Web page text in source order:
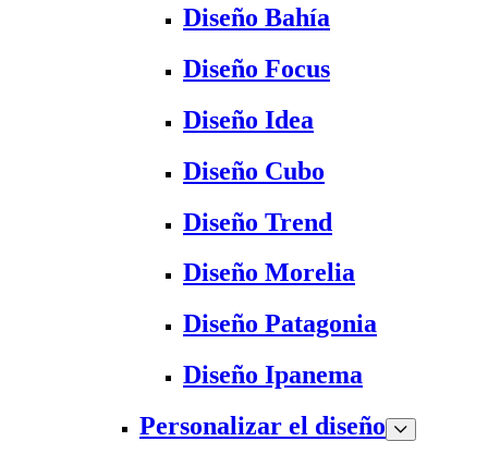
Diseño Bahía
Diseño Focus
Diseño Idea
Diseño Cubo
Diseño Trend
Diseño Morelia
Diseño Patagonia
Diseño Ipanema
Personalizar el diseño